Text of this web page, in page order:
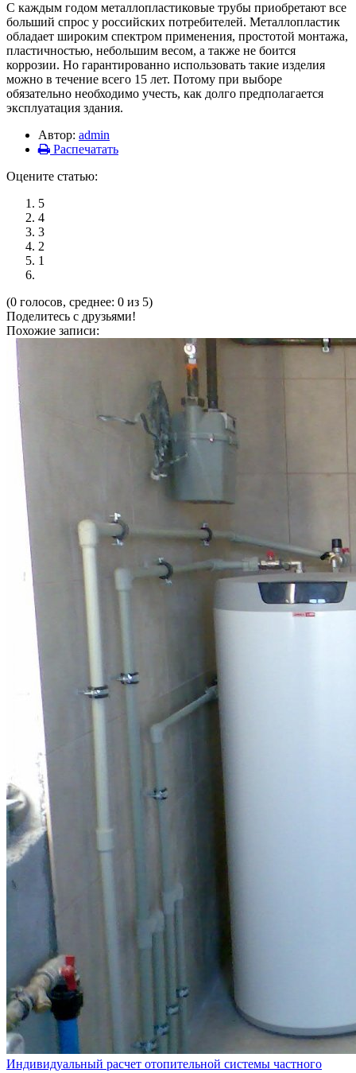
С каждым годом металлопластиковые трубы приобретают все
больший спрос у российских потребителей. Металлопластик
обладает широким спектром применения, простотой монтажа,
пластичностью, небольшим весом, а также не боится
коррозии. Но гарантированно использовать такие изделия
можно в течение всего 15 лет. Потому при выборе
обязательно необходимо учесть, как долго предполагается
эксплуатация здания.
Автор: admin
Распечатать
Оцените статью:
5
4
3
2
1
(0 голосов, среднее: 0 из 5)
Поделитесь с друзьями!
Похожие записи:
Индивидуальный расчет отопительной системы частного